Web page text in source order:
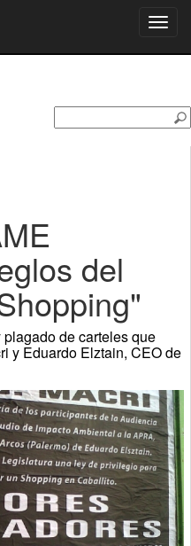
del
de carteles que
y Eduardo Elztain, CEO de